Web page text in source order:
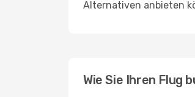
Alternativen anbieten
Wie Sie Ihren Flug